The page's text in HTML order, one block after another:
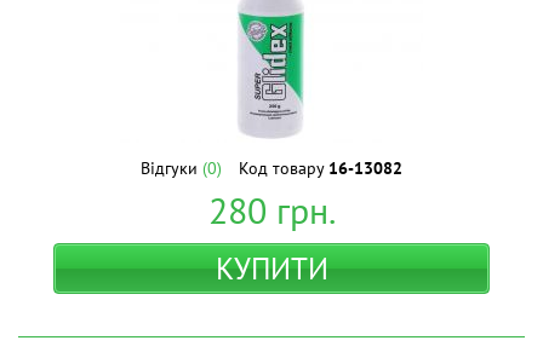
Відгуки (0) Код товару 16-13082
280 грн.
КУПИТИ